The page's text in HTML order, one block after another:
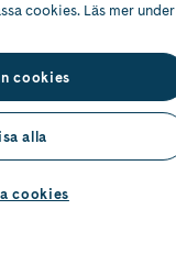
cookies. Läs mer under
cookies
alla
cookies